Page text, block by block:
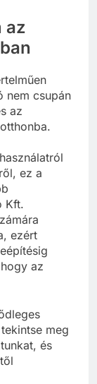
az
nem csupán
az
ez a
Kft.
ezért
az
meg
és